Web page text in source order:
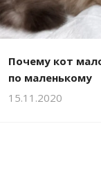
Почему кот
по маленькому
15.11.2020